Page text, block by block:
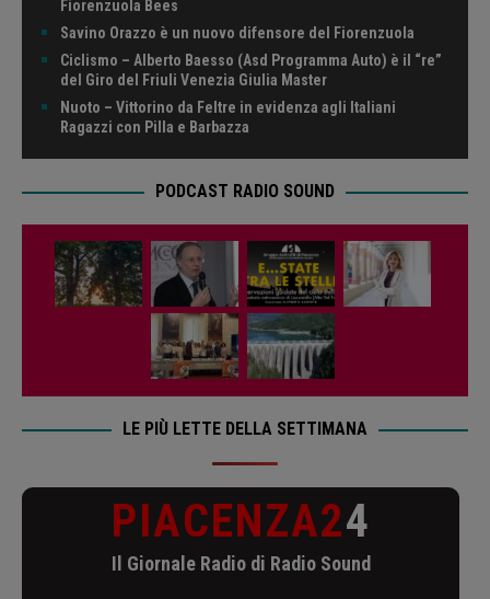
Fiorenzuola Bees
Savino Orazzo è un nuovo difensore del Fiorenzuola
Ciclismo – Alberto Baesso (Asd Programma Auto) è il “re”
del Giro del Friuli Venezia Giulia Master
Nuoto – Vittorino da Feltre in evidenza agli Italiani
Ragazzi con Pilla e Barbazza
PODCAST RADIO SOUND
LE PIÙ LETTE DELLA SETTIMANA
PIACENZA24
Il Giornale Radio di Radio Sound